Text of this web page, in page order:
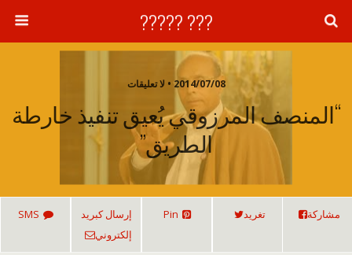
??? ?????
2014/07/08 • لا تعليقات
“المنصف المرزوقي يُعيق تنفيذ خارطة
الطريق”
مشاركة تغريد Pin
إرسال كبريد
إلكتروني
SMS